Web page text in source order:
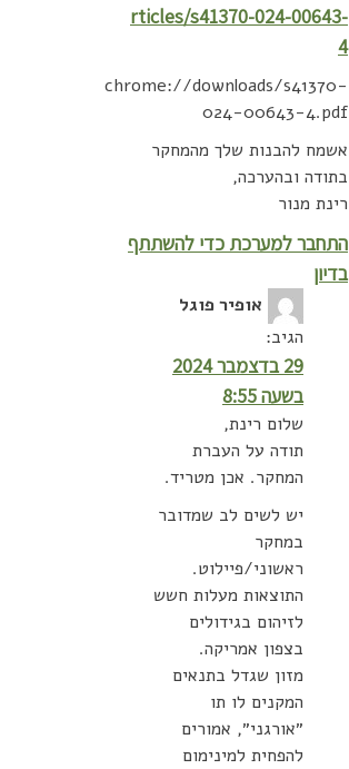
rticles/s41370-024-00643-
4
chrome://downloads/s41370-
024-00643-4.pdf
אשמח להבנות שלך מהמחקר
בתודה ובהערכה,
רינת מנור
התחבר למערכת כדי להשתתף
בדיון
אופיר פוגל
הגיב:
29 בדצמבר 2024
בשעה 8:55
שלום רינת,
תודה על העברת
המחקר. אכן מטריד.
יש לשים לב שמדובר
במחקר
ראשוני/פיילוט.
התוצאות מעלות חשש
לזיהום בגידולים
בצפון אמריקה.
מזון שגדל בתנאים
המקנים לו תו
״אורגני״, אמורים
להפחית למינימום